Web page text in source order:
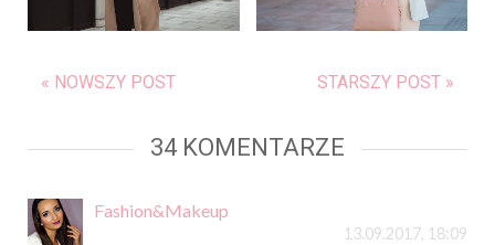
« NOWSZY POST STARSZY POST »
34 KOMENTARZE
Fashion&Makeup
13.09.2017, 18:09